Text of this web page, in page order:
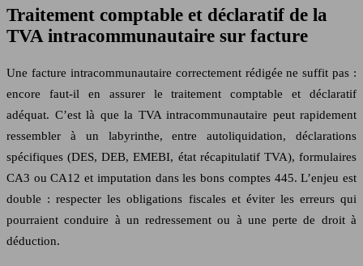
Traitement comptable et déclaratif de la
TVA intracommunautaire sur facture
Une facture intracommunautaire correctement rédigée ne suffit pas :
encore faut‑il en assurer le traitement comptable et déclaratif
adéquat. C’est là que la TVA intracommunautaire peut rapidement
ressembler à un labyrinthe, entre autoliquidation, déclarations
spécifiques (DES, DEB, EMEBI, état récapitulatif TVA), formulaires
CA3 ou CA12 et imputation dans les bons comptes 445. L’enjeu est
double : respecter les obligations fiscales et éviter les erreurs qui
pourraient conduire à un redressement ou à une perte de droit à
déduction.